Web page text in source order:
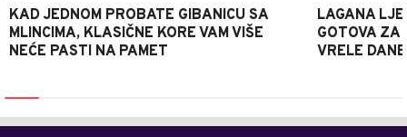
KAD JEDNOM PROBATE GIBANICU SA
MLINCIMA, KLASIČNE KORE VAM VIŠE
NEĆE PASTI NA PAMET
LAGANA
GOTOVA ZA
VRELE DANE